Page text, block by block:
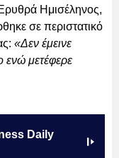
Ημισέληνος,
σε περιστατικό
«Δεν έμεινε
ενώ μετέφερε
Daily